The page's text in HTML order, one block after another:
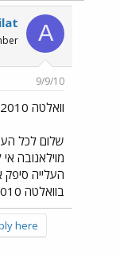
A
9/9/10
וואלטה 2010 – איגור אנטון חוזר ללבוש אדום
שלום לכל
מוילאנובה
העלייה
בוואלטה 2010. דיווח נרחב בקישור למטה בברכה
here.